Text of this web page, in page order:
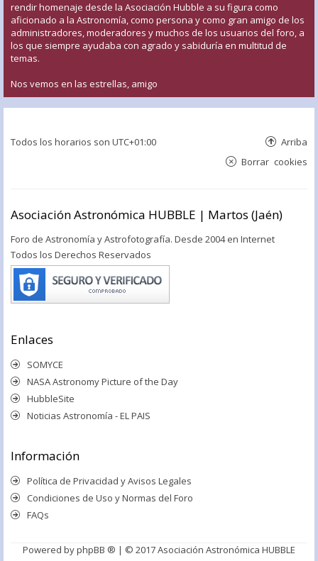
rendir homenaje desde la Asociación Hubble a su figura como
aficionado a la Astronomía, como persona y como gran amigo de los
administradores, moderadores y muchos de los usuarios del foro, a
los que siempre ayudaba con agrado y sabiduría en multitud de
temas.
Nos vemos en las estrellas, amigo
Todos los horarios son UTC+01:00 Arriba
Borrar cookies
Asociación Astronómica HUBBLE | Martos (Jaén)
Foro de Astronomía y Astrofotografía. Desde 2004 en Internet
Todos los Derechos Reservados
Enlaces
SOMYCE
NASA Astronomy Picture of the Day
HubbleSite
Noticias Astronomía - EL PAIS
Información
Política de Privacidad y Avisos Legales
Condiciones de Uso y Normas del Foro
FAQs
Powered byphpBB ® | © 2017 Asociación Astronómica HUBBLE